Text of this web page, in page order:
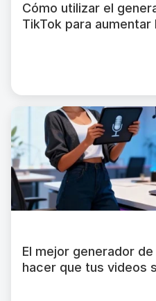
Cómo utilizar el
TikTok para
El mejor generador
hacer que tus videos